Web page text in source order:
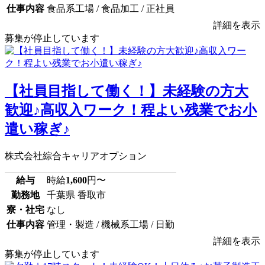
仕事内容 食品系工場 / 食品加工 / 正社員
詳細を表示
募集が停止しています
【社員目指して働く！】未経験の方大
歓迎♪高収入ワーク！程よい残業でお小
遣い稼ぎ♪
株式会社綜合キャリアオプション
給与 時給1,600円〜
勤務地
千葉県 香取市
寮・社宅 なし
仕事内容 管理・製造 / 機械系工場 / 日勤
詳細を表示
募集が停止しています